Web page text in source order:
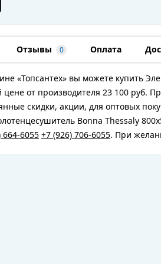
Отзывы 0 Оплата
«Топсантех» вы можете купить
от производителя 23 100 руб.
скидки, акции, для оптовых
Bonna Thessaly
664-6055 +7 (926) 706-6055. При